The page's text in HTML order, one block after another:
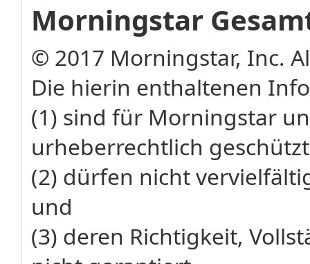
Morningstar
© 2017 Morningstar, Inc.
Die hierin enthaltenen
(1) sind für Morningstar
urheberrechtlich
(2) dürfen nicht
und
(3) deren Richtigkeit,